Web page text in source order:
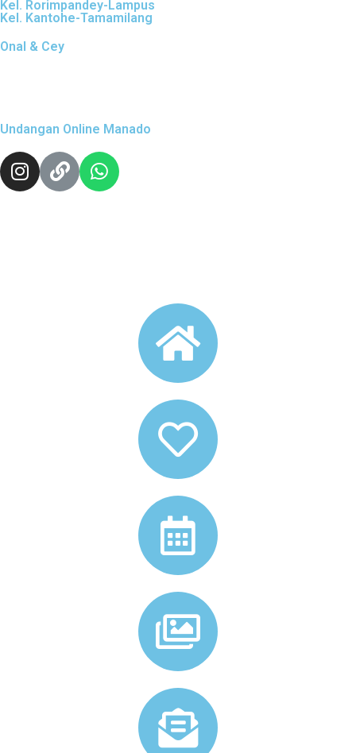
Kel. Rorimpandey-Lampus
Kel. Kantohe-Tamamilang
Onal & Cey
Undangan Online Manado